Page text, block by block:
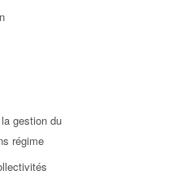
gestion du
régime